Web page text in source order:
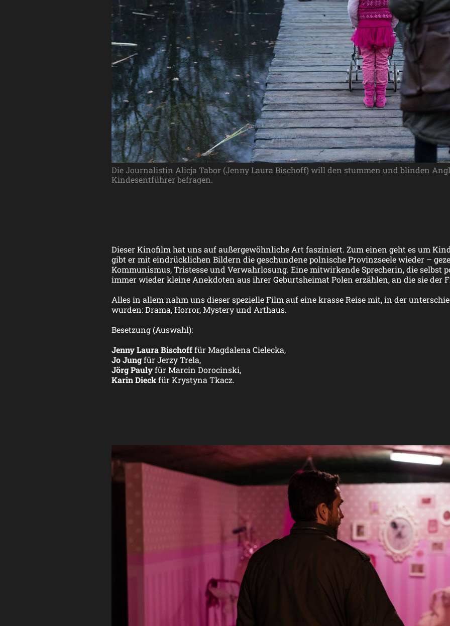
Die Journalistin Alicja Tabor (Jenny Laura Bischoff) will den stummen und blinden
Kindesentführer befragen.
Dieser Kinofilm hat uns auf außergewöhnliche Art fasziniert. Zum einen geht es um
gibt er mit eindrücklichen Bildern die geschundene polnische Provinzseele wieder –
Kommunismus, Tristesse und Verwahrlosung. Eine mitwirkende Sprecherin, die selbst
immer wieder kleine Anekdoten aus ihrer Geburtsheimat Polen erzählen, an die sie der
Alles in allem nahm uns dieser spezielle Film auf eine krasse Reise mit, in der
wurden: Drama, Horror, Mystery und Arthaus.
Besetzung (Auswahl):
Jenny Laura Bischofffür Magdalena Cielecka,
Jo Jungfür Jerzy Trela,
Jörg Paulyfür Marcin Dorocinski,
Karin Dieckfür Krystyna Tkacz.